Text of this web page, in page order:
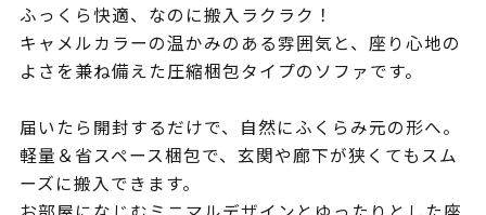
ふっくら快適、なのに搬入ラクラク！
キャメルカラーの温かみのある雰囲気と、座り心地の
よさを兼ね備えた圧縮梱包タイプのソファです。
届いたら開封するだけで、自然にふくらみ元の形へ。
軽量＆省スペース梱包で、玄関や廊下が狭くてもスム
ーズに搬入できます。